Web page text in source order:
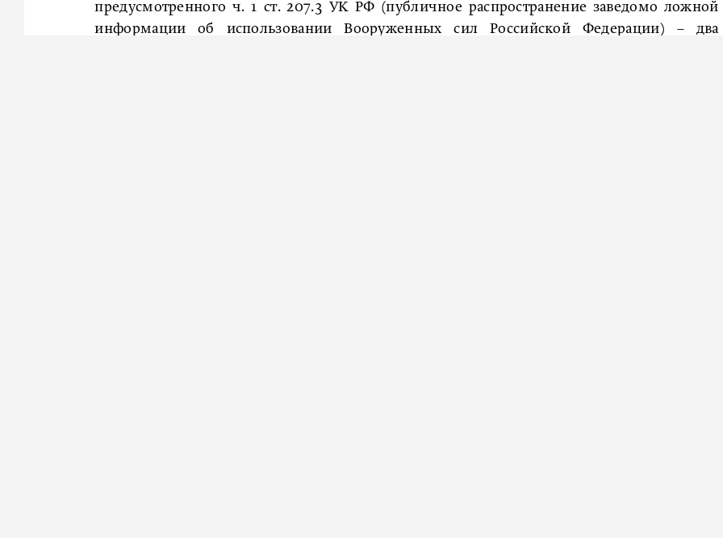
предусмотренного ч. 1 ст. 207.3 УК РФ (публичное распространение заведомо ложной
информации об использовании Вооруженных сил Российской Федерации) – два